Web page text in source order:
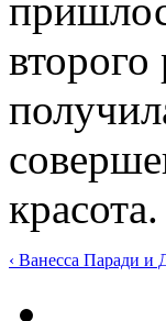
красота.
‹ Ванесса Паради